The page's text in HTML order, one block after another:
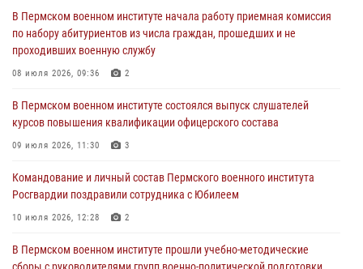
Командование и личный состав Пермского военного института
Росгвардии поздравили сотрудника с Юбилеем
10 июля 2026, 12:28 2
курсов повышения квалификации офицерского состава
09 июля 2026, 11:30 3
по набору абитуриентов из числа граждан, прошедших и не
проходивших военную службу
08 июля 2026, 09:36 2
Военнослужащие Пермского военного института приняли участие в
чемпионате войск национальной гвардии Российской Федерации по
В Пермском военном институте начала работу приемная комиссия
по набору абитуриентов из числа граждан, прошедших и не
проходивших военную службу
08 июля 2026, 09:36 2
В Пермском военном институте состоялся выпуск слушателей
курсов повышения квалификации офицерского состава
09 июля 2026, 11:30 3
Командование и личный состав Пермского военного института
Росгвардии поздравили сотрудника с Юбилеем
10 июля 2026, 12:28 2
В Пермском военном институте прошли учебно-методические